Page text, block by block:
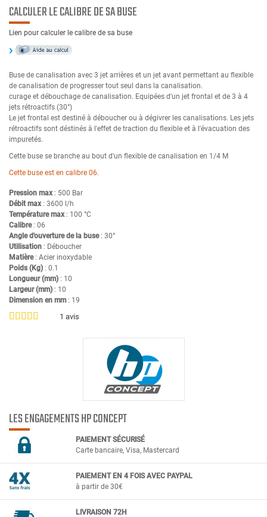
CALCULER LE CALIBRE DE SA BUSE
Lien pour calculer le calibre de sa buse
Buse de canalisation avec 3 jet arrières et un jet avant permettant au flexible
de canalisation de progresser tout seul dans la canalisation.
curage et débouchage de canalisation. Equipées d'un jet frontal et de 3 à 4
jets rétroactifs (30°)
Le jet frontal est destiné à déboucher ou à dégivrer les canalisations. Les jets
rétroactifs sont déstinés à l'effet de traction du flexible et à l'évacuation des
impuretés.
Cette buse se branche au bout d'un flexible de canalisation en 1/4 M
Cette buse est en calibre 06.
Pression max: 500 Bar
Débit max: 3600 l/h
Température max: 100 °C
Calibre: 06
Angle d'ouverture de la buse: 30°
Utilisation : Déboucher
Matière: Acier inoxydable
Poids (Kg) : 0.1
Longueur (mm) : 10
Largeur (mm) : 10
Dimension en mm: 19
1 avis
LES ENGAGEMENTS HP CONCEPT
PAIEMENT SÉCURISÉ
Carte bancaire, Visa, Mastercard
PAIEMENT EN 4 FOIS AVEC PAYPAL
à partir de 30€
LIVRAISON 72H